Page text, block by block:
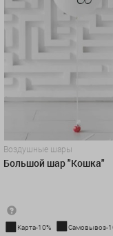
Воздушные шары
Большой шар "Кошка"
Карта-10% Самовывоз-